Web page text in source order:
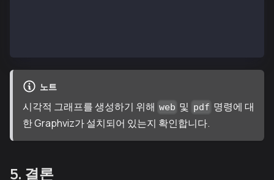
노트
시각적 그래프를 생성하기 위해 web 및 pdf 명령에 대
한 Graphviz가 설치되어 있는지 확인합니다.
5. 결론